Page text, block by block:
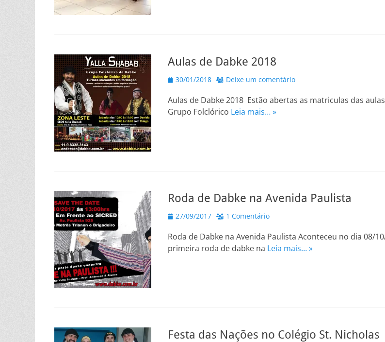
Aulas de Dabke 2018
Posted
30/01/2018 Deixe um comentário
Aulas de Dabke 2018 Estão abertas as matriculas das
Grupo Folclórico Leia mais… »
Roda de Dabke na Avenida Paulista
Posted
27/09/2017 1 Comentário
Roda de Dabke na Avenida Paulista Aconteceu no dia 08/
primeira roda de dabke na Leia mais… »
Festa das Nações no Colégio St. Nicholas